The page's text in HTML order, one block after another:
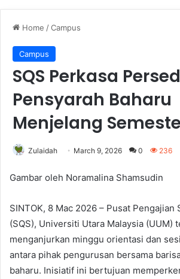
Home /Campus
Campus
SQS Perkasa
Pensyarah Baharu
Menjelang
Zulaidah March 9, 2026 0 236
Gambar oleh Noramalina Shamsudin
SINTOK, 8 Mac 2026 – Pusat Pengajian
(SQS), Universiti Utara Malaysia (UUM)
menganjurkan minggu orientasi dan
antara pihak pengurusan bersama
baharu. Inisiatif ini bertujuan